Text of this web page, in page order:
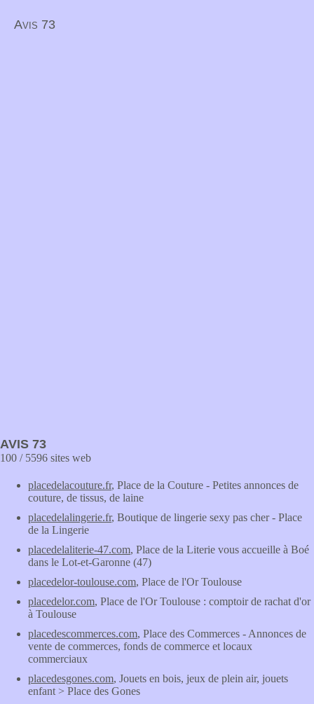
Avis 73
AVIS 73
100 / 5596 sites web
placedelacouture.fr, Place de la Couture - Petites annonces de
couture, de tissus, de laine
placedelalingerie.fr, Boutique de lingerie sexy pas cher - Place
de la Lingerie
placedelaliterie-47.com, Place de la Literie vous accueille à Boé
dans le Lot-et-Garonne (47)
placedelor-toulouse.com, Place de l'Or Toulouse
placedelor.com, Place de l'Or Toulouse : comptoir de rachat d'or
à Toulouse
placedescommerces.com, Place des Commerces - Annonces de
vente de commerces, fonds de commerce et locaux
commerciaux
placedesgones.com, Jouets en bois, jeux de plein air, jouets
enfant > Place des Gones